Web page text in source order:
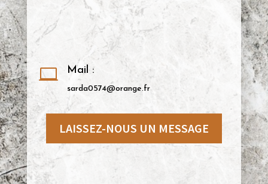
 Mail :
sarda0574@orange.fr
LAISSEZ-NOUS UN MESSAGE